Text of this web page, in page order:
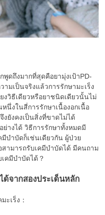
ดถึงมากที่สุดคือยามุ่งเป้าPD-
มเป็นจริงแล้วการรักษามะเร็ง
งวิธีเดียวหรือยาชนิดเดียวนั้นไม่
นึ่งในสี่การรักษาเนื้องอกเนื้อ
งยังคงเป็นสิ่งที่ขาดไม่ได้
างได้ วิธีการรักษาทั้งหมดมี
บำบัดก็เช่นเดียวกัน ผู้ป่วย
สามารถรับเคมีบำบัดได้ มีคนถาม
คมีบำบัดได้？
ด้จากสองประเด็นหลัก
เร็ง：